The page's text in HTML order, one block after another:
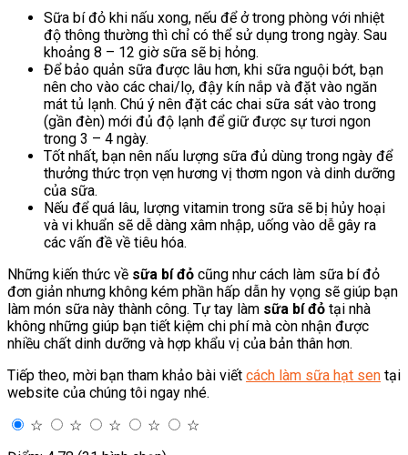
Sữa bí đỏ khi nấu xong, nếu để ở trong phòng với nhiệt
độ thông thường thì chỉ có thể sử dụng trong ngày. Sau
khoảng 8 – 12 giờ sữa sẽ bị hỏng.
Để bảo quản sữa được lâu hơn, khi sữa nguội bớt, bạn
nên cho vào các chai/lọ, đậy kín nắp và đặt vào ngăn
mát tủ lạnh. Chú ý nên đặt các chai sữa sát vào trong
(gần đèn) mới đủ độ lạnh để giữ được sự tươi ngon
trong 3 – 4 ngày.
Tốt nhất, bạn nên nấu lượng sữa đủ dùng trong ngày để
thưởng thức trọn vẹn hương vị thơm ngon và dinh dưỡng
của sữa.
Nếu để quá lâu, lượng vitamin trong sữa sẽ bị hủy hoại
và vi khuẩn sẽ dễ dàng xâm nhập, uống vào dễ gây ra
các vấn đề về tiêu hóa.
Những kiến thức về sữa bí đỏ cũng như cách làm sữa bí đỏ
đơn giản nhưng không kém phần hấp dẫn hy vọng sẽ giúp bạn
làm món sữa này thành công. Tự tay làm sữa bí đỏ tại nhà
không những giúp bạn tiết kiệm chi phí mà còn nhận được
nhiều chất dinh dưỡng và hợp khẩu vị của bản thân hơn.
Tiếp theo, mời bạn tham khảo bài viết cách làm sữa hạt sen tại
website của chúng tôi ngay nhé.
☆
☆ ☆ ☆
☆